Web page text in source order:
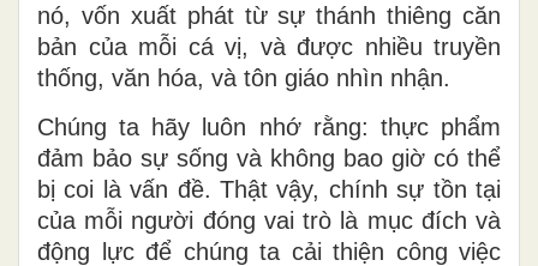
nó, vốn xuất phát từ sự thánh thiêng căn
bản của mỗi cávị, và được nhiều truyền
thống, văn hóa, và tôn giáo nhìn nhận.
Chúng ta hãy luôn nhớrằng: thực phẩm
đảm bảo sự sống và không bao giờ có thể
bị coi là vấn đề. Thật vậy, chính sự tồn tại
của mỗi người đóng vai trò là mục đích và
động lực để chúng ta cải thiện công việc